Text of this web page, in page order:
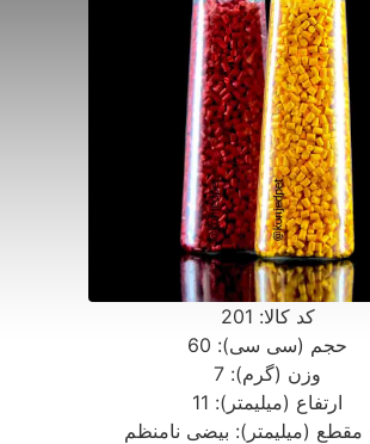
کد کالا: 201
حجم (سی سی): 60
وزن (گرم): 7
ارتفاع (میلیمتر): 11
(میلیمتر): بیضی نامنظم